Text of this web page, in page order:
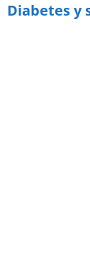
Diabetes y